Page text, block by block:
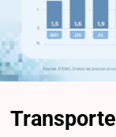
Transporte